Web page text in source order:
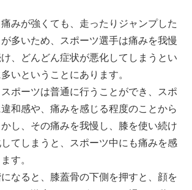
みが強くても、走ったりジャンプした
多いため、スポーツ選手は痛みを我慢
、どんどん症状が悪化してしまうとい
いということにあります。
ポーツは普通に行うことができ、スポ
和感や、痛みを感じる程度のことから
し、その痛みを我慢し、膝を使い続け
てしまうと、スポーツ中にも痛みを感
す。
なると、膝蓋骨の下側を押すと、顔を